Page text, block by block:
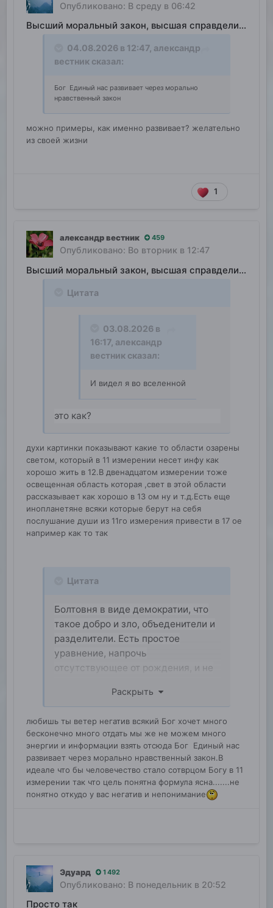
Опубликовано: В среду в 06:42
Высший моральный закон, высшая справделивость
04.08.2026 в 12:47, александр
вестник сказал:
Бог Единый нас развивает через морально
нравственный закон
можно примеры, как именно развивает? желательно
из своей жизни
1
александр вестник 459
Опубликовано: Во вторник в 12:47
Высший моральный закон, высшая справделивость
Цитата
03.08.2026 в
16:17, александр
вестник сказал:
И видел я во вселенной
это как?
духи картинки показывают какие то области озарены
светом, который в 11 измерении несет инфу как
хорошо жить в 12.В двенадцатом измерении тоже
освещенная область которая ,свет в этой области
рассказывает как хорошо в 13 ом ну и т.д.Есть еще
инопланетяне всяки которые берут на себя
послушание души из 11го измерения привести в 17 ое
например как то так
Цитата
Болтовня в виде демократии, что
такое добро и зло, объеденители и
разделители. Есть простое
уравнение, напрочь
отсутствующее от рождения, и не
зависнет быть или не быть я к
человечества нет внешнего врага
из глубокого космоса, возможно,
для того, чтобы спокойно
выполнять свою основную миссию
человечества — это жить для друг
друга, для созидания не только
Раскрыть
любишь ты ветер негатив всякий Бог хочет много
бесконечно много отдать мы же не можем много
энергии и информации взять отсюда Бог Единый нас
развивает через морально нравственный закон.В
идеале что бы человечество стало сотврцом Богу в 11
измерении так что цель понятна формула ясна.......не
понятно откудо у вас негатив и непонимание
Эдуард 1 492
Опубликовано: В понедельник в 20:52
Просто так